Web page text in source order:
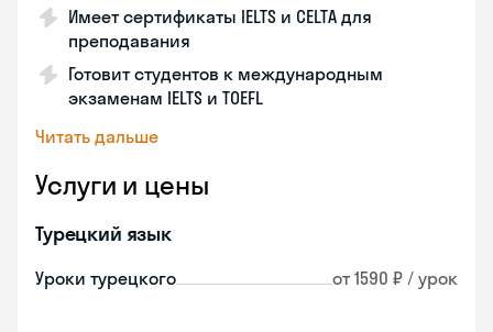
Имеет сертификаты IELTS и CELTA для
преподавания
Готовит студентов к международным
экзаменам IELTS и TOEFL
Читать дальше
Услуги и цены
Турецкий язык
Уроки турецкого от 1590 ₽ / урок